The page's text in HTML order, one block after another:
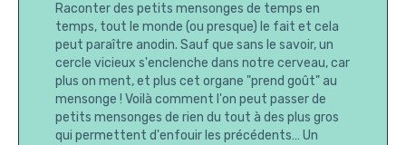
Raconter des petits mensonges de temps en
temps, tout le monde (ou presque) le fait et cela
peut paraître anodin. Sauf que sans le savoir, un
cercle vicieux s'enclenche dans notre cerveau, car
plus on ment, et plus cet organe "prend goût" au
mensonge ! Voilà comment l'on peut passer de
petits mensonges de rien du tout à des plus gros
qui permettent d'enfouir les précédents… Un